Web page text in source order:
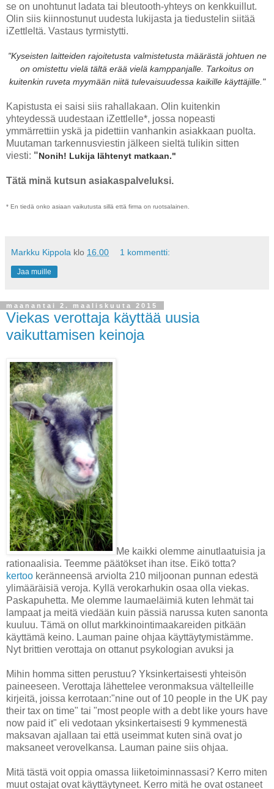
se on unohtunut ladata tai bleutooth-yhteys on kenkkuillut.
Olin siis kiinnostunut uudesta lukijasta ja tiedustelin siitää
iZettleltä. Vastaus tyrmistytti.
"Kyseisten laitteiden rajoitetusta valmistetusta määrästä johtuen ne
on omistettu vielä tältä erää vielä kamppanjalle. Tarkoitus on
kuitenkin ruveta myymään niitä tulevaisuudessa kaikille käyttäjille."
Kapistusta ei saisi siis rahallakaan. Olin kuitenkin
yhteydessä uudestaan iZettlelle*, jossa nopeasti
ymmärrettiin yskä ja pidettiin vanhankin asiakkaan puolta.
Muutaman tarkennusviestin jälkeen sieltä tulikin sitten
viesti: "Nonih! Lukija lähtenyt matkaan."
Tätä minä kutsun asiakaspalveluksi.
* En tiedä onko asiaan vaikutusta sillä että firma on ruotsalainen.
Markku Kippola klo 16.00 1 kommentti:
Jaa muille
maanantai 2. maaliskuuta 2015
Viekas verottaja käyttää uusia
vaikuttamisen keinoja
Me kaikki olemme ainutlaatuisia ja
rationaalisia. Teemme päätökset ihan itse. Eikö totta?
kertoo keränneensä arviolta 210 miljoonan punnan edestä
ylimääräisiä veroja. Kyllä verokarhukin osaa olla viekas.
Paskapuhetta. Me olemme laumaeläimiä kuten lehmät tai
lampaat ja meitä viedään kuin pässiä narussa kuten sanonta
kuuluu. Tämä on ollut markkinointimaakareiden pitkään
käyttämä keino. Lauman paine ohjaa käyttäytymistämme.
Nyt brittien verottaja on ottanut psykologian avuksi ja
Mihin homma sitten perustuu? Yksinkertaisesti yhteisön
paineeseen. Verottaja lähettelee veronmaksua vältelleille
kirjeitä, joissa kerrotaan:"nine out of 10 people in the UK pay
their tax on time" tai "most people with a debt like yours have
now paid it" eli vedotaan yksinkertaisesti 9 kymmenestä
maksavan ajallaan tai että useimmat kuten sinä ovat jo
maksaneet verovelkansa. Lauman paine siis ohjaa.
Mitä tästä voit oppia omassa liiketoiminnassasi? Kerro miten
muut ostajat ovat käyttäytyneet. Kerro mitä he ovat ostaneet